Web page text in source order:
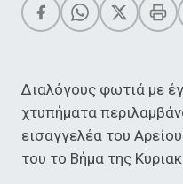
Διαλόγους φωτιά με
χτυπήματα
εισαγγελέα του
του το Βήμα της